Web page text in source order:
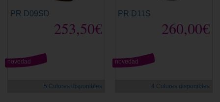
PR D09SD
253,50€
novedad
5 Colores disponibles
PR D11S
260,00€
novedad
4 Colores disponibles